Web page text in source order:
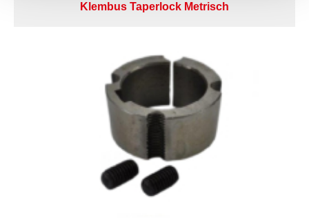
Klembus Taperlock Metrisch